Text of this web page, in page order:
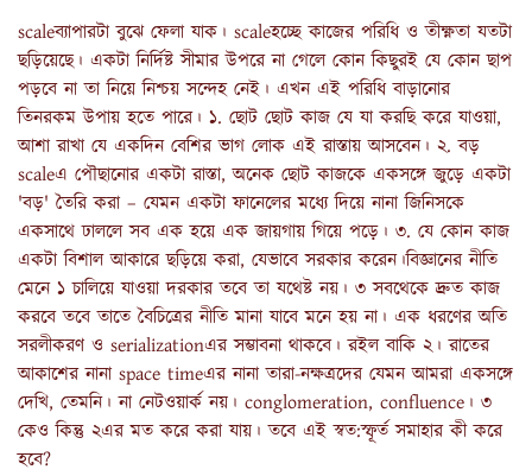
scaleব‍্যাপারটা বুঝে ফেলা যাক। scaleহচ্ছে কাজের পরিধি ও তীক্ষ্ণতা যতটা
ছড়িয়েছে। একটা নির্দিষ্ট সীমার উপরে না গেলে কোন কিছুরই যে কোন ছাপ
পড়বে না তা নিয়ে নিশ্চয় সন্দেহ নেই। এখন এই পরিধি বাড়ানোর
তিনরকম উপায় হতে পারে। ১. ছোট ছোট কাজ যে যা করছি করে যাওয়া,
আশা রাখা যে একদিন বেশির ভাগ লোক এই রাস্তায় আসবেন। ২. বড়
scaleএ পৌছানোর একটা রাস্তা, অনেক ছোট কাজকে একসঙ্গে জুড়ে একটা
'বড়' তৈরি করা – যেমন একটা ফানেলের মধ‍্যে দিয়ে নানা জিনিসকে
একসাথে ঢাললে সব এক হয়ে এক জায়গায় গিয়ে পড়ে। ৩. যে কোন কাজ
একটা বিশাল আকারে ছড়িয়ে করা, যেভাবে সরকার করেন।বিজ্ঞানের নীতি
মেনে ১ চালিয়ে যাওয়া দরকার তবে তা যথেষ্ট নয়। ৩ সবথেকে দ্রুত কাজ
করবে তবে তাতে বৈচিত্রের নীতি মানা যাবে মনে হয় না। এক ধরণের অতি
সরলীকরণ ও serializationএর সম্ভাবনা থাকবে। রইল বাকি ২। রাতের
আকাশের নানা space timeএর নানা তারা-নক্ষত্রদের যেমন আমরা একসঙ্গে
দেখি, তেমনি। না নেটওয়ার্ক নয়। conglomeration, confluence। ৩
কেও কিন্তু ২এর মত করে করা যায়। তবে এই স্বত:স্ফূর্ত সমাহার কী করে
হবে?